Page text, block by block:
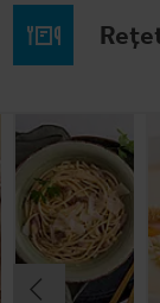
Rețetă: Fasole
bătută
Cel mult 60 minute
Rafinat